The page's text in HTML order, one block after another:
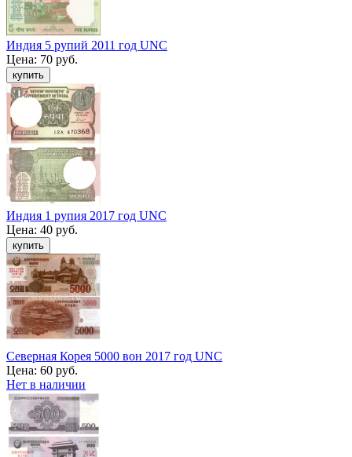
Индия 5 рупий 2011 год UNC
Цена: 70 руб.
Индия 1 рупия 2017 год UNC
Цена: 40 руб.
Северная Корея 5000 вон 2017 год UNC
Цена: 60 руб.
Нет в наличии